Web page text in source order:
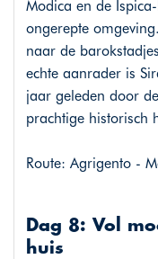
Modica en de
ongerepte
naar de
echte aanrader is
jaar geleden door
prachtige historisch
Route: Agrigento -
Dag 8: Vol
huis